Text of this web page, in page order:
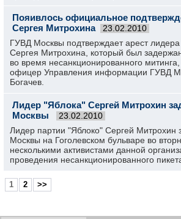
Пояивлось официальное
Сергея Митрохина
23.02.2010
ГУВД Москвы подтверждает арест
Сергея Митрохина, который был
во время несанкционированного
офицер Управления информации ГУВД
Богачев.
Лидер "Яблока" Сергей Митрохин
Москвы
23.02.2010
Лидер партии "Яблоко" Сергей Митрохин
Москвы на Гоголевском бульваре во
несколькими активистами данной
проведения несанкционированного
1 2 >>